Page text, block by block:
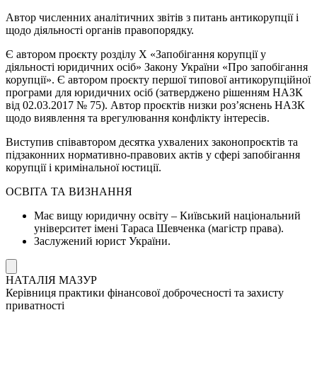
Автор численних аналітичних звітів з питань антикорупції і
щодо діяльності органів правопорядку.
Є автором проєкту розділу X «Запобігання корупції у
діяльності юридичних осіб» Закону України «Про запобігання
корупції». Є автором проєкту першої типової антикорупційної
програми для юридичних осіб (затверджено рішенням НАЗК
від 02.03.2017 № 75). Автор проєктів низки роз’яснень НАЗК
щодо виявлення та врегулювання конфлікту інтересів.
Виступив співавтором десятка ухвалених законопроєктів та
підзаконних нормативно-правових актів у сфері запобігання
корупції і кримінальної юстиції.
ОСВІТА ТА ВИЗНАННЯ
Має вищу юридичну освіту – Київський національний
університет імені Тараса Шевченка (магістр права).
Заслужений юрист України.
НАТАЛІЯ МАЗУР
Керівниця практики фінансової доброчесності та захисту
приватності